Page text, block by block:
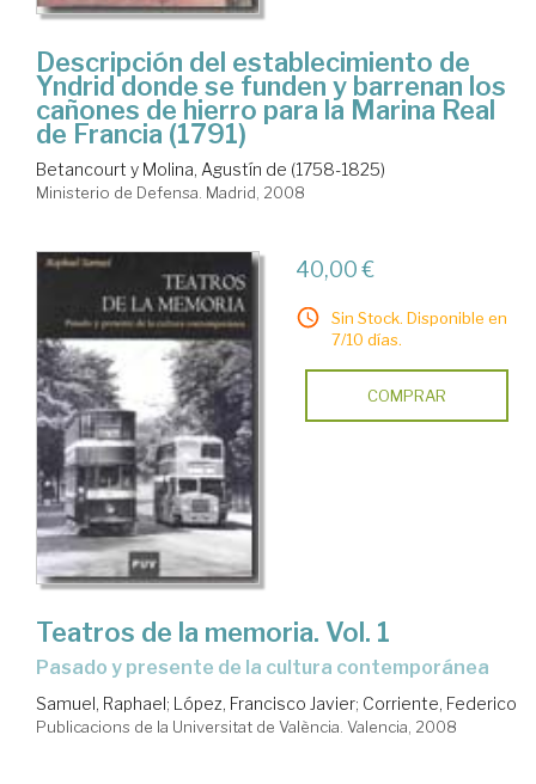
Descripción del establecimiento de
Yndrid donde se funden y barrenan los
cañones de hierro para la Marina Real
de Francia (1791)
Betancourt y Molina, Agustín de (1758-1825)
Ministerio de Defensa. Madrid, 2008
40,00 €
Sin Stock. Disponible en
7/10 días.
COMPRAR
Teatros de la memoria. Vol. 1
pasado y presente de la cultura contemporánea
Samuel, Raphael; López, Francisco Javier; Corriente, Federico
Publicacions de la Universitat de València. Valencia, 2008